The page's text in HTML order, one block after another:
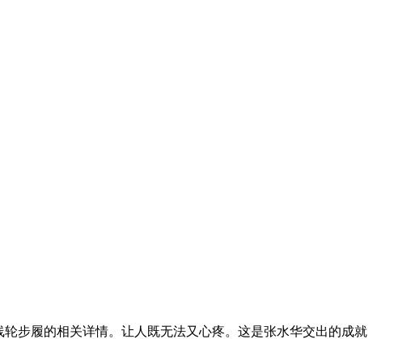
步履的相关详情。让人既无法又心疼。这是张水华交出的成就